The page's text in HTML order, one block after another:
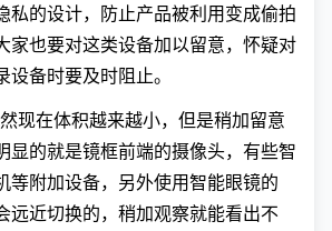
私的设计，防止产品被利用变成偷拍
家也要对这类设备加以留意，怀疑对
备时要及时阻止。
现在体积越来越小，但是稍加留意
显的就是镜框前端的摄像头，有些智
等附加设备，另外使用智能眼镜的
远近切换的，稍加观察就能看出不